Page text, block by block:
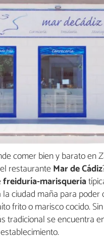
comer bien y barato en
restauranteMar de Cádiz
freiduría-marisquería
ciudad maña para poder
frito o marisco cocido.
tradicional se encuentra